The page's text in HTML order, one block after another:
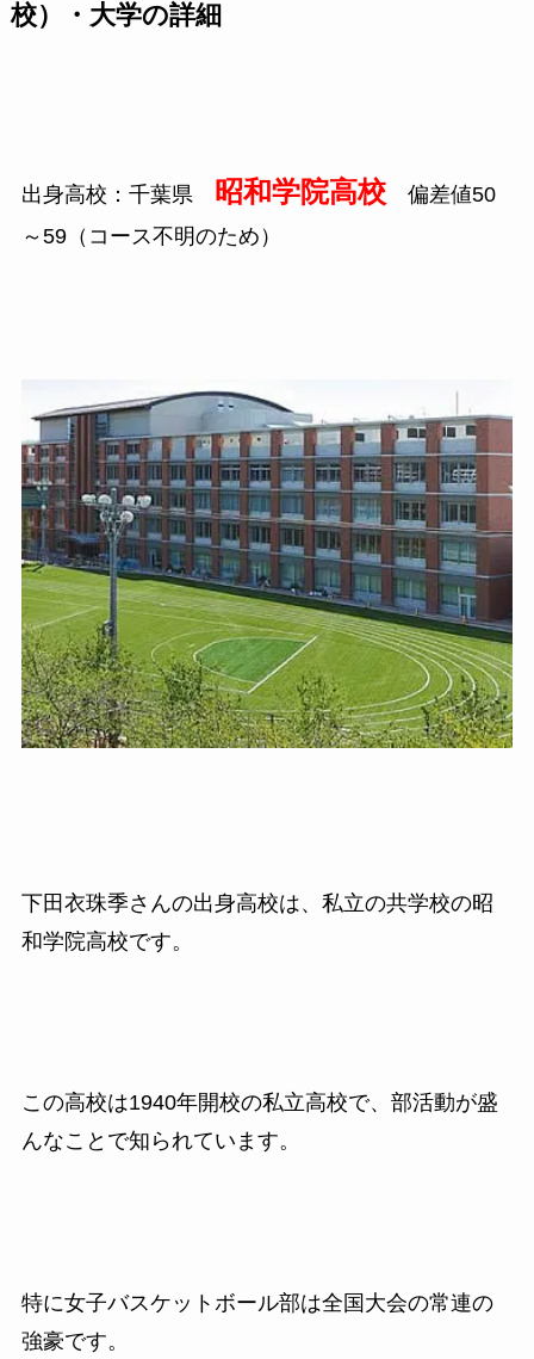
校）・大学の詳細
出身高校：千葉県 昭和学院高校偏差値50
～59（コース不明のため）
下田衣珠季さんの出身高校は、私立の共学校の昭
和学院高校です。
この高校は1940年開校の私立高校で、部活動が盛
んなことで知られています。
特に女子バスケットボール部は全国大会の常連の
強豪です。